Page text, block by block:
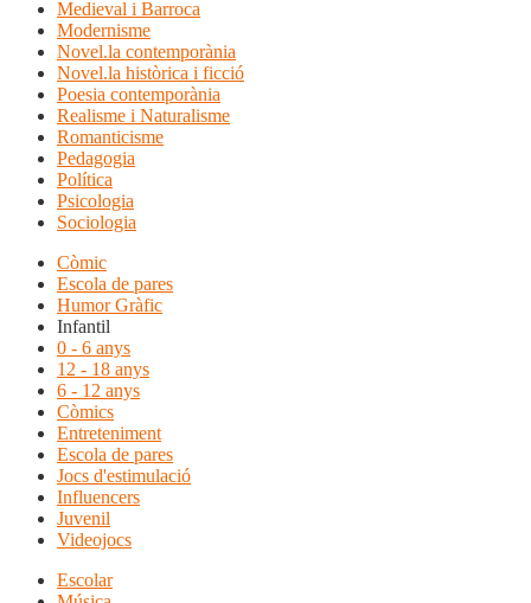
Medieval i Barroca
Modernisme
Novel.la contemporània
Novel.la històrica i ficció
Poesia contemporània
Realisme i Naturalisme
Romanticisme
Pedagogia
Política
Psicologia
Sociologia
Còmic
Escola de pares
Humor Gràfic
Infantil
0 - 6 anys
12 - 18 anys
6 - 12 anys
Còmics
Entreteniment
Escola de pares
Jocs d'estimulació
Influencers
Juvenil
Videojocs
Escolar